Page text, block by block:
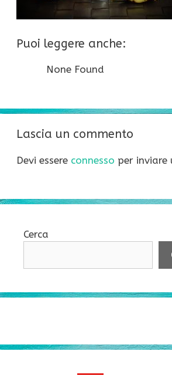
Puoi leggere anche:
None Found
Lascia un commento
Devi essere connesso per inviare
Cerca